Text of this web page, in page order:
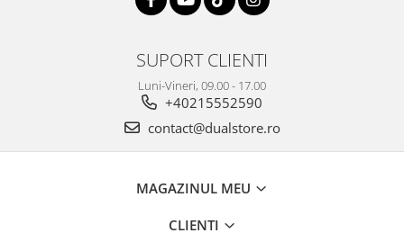
SUPORT CLIENTI
Luni-Vineri, 09.00 - 17.00
+40215552590
contact@dualstore.ro
MAGAZINUL MEU
CLIENTI